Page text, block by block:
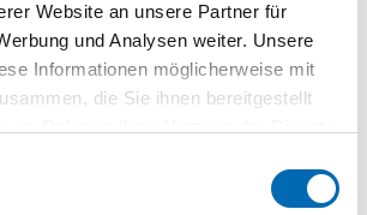
Website an unsere Partner für
und Analysen weiter. Unsere
Informationen möglicherweise mit
die Sie ihnen bereitgestellt